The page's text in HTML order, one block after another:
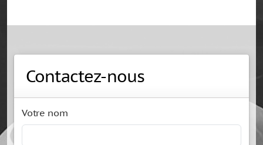
Contactez-nous
Votre nom